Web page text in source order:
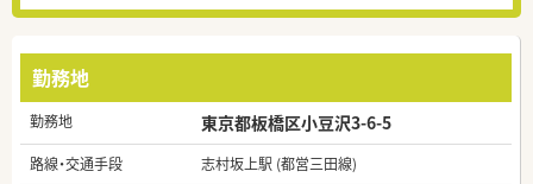
勤務地
勤務地 東京都板橋区小豆沢3-6-5
路線・交通手段
志村坂上駅 (都営三田線)